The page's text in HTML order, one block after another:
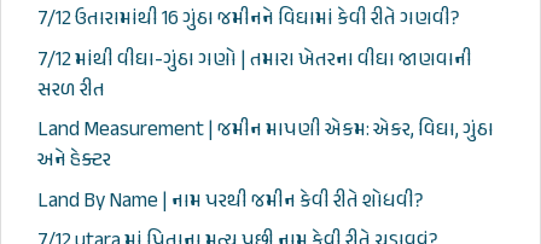
7/12 ઉતારામાંથી 16 ગુંઠા જમીનને વિઘામાં કેવી રીતે ગણવી?
7/12 માંથી વીઘા-ગુંઠા ગણો | તમારા ખેતરના વીઘા જાણવાની
સરળ રીત
Land Measurement | જમીન માપણી એકમ: એકર, વિઘા, ગુંઠા
અને હેક્ટર
Land By Name | નામ પરથી જમીન કેવી રીતે શોધવી?